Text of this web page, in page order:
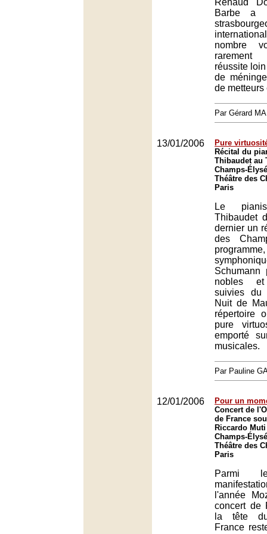
Renaud
Barbe a
nombre
réussite
de
de metteurs
Par Gérard
13/01/2006
Pure
Récital du
Thibaudet au
Champs-
Théâtre des
Paris
Le
Thibaudet
dernier un
des
Schumann
nobles et
suivies du
Nuit de
répertoire
pure
emporté
musicales.
Par Pauline
12/01/2006
Pour un
Concert de
de France
Riccardo
Champs-
Théâtre des
Paris
Parmi
l'année
concert de
la tête
France